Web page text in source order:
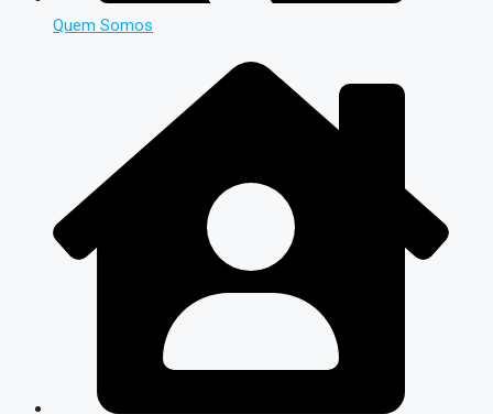
Quem Somos